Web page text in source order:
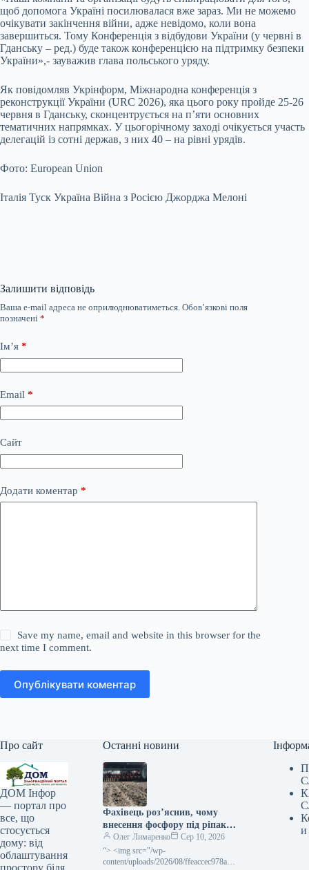
щоб допомога Україні посилювалася вже зараз. Ми не можемо
очікувати закінчення війни, адже невідомо, коли вона
завершиться. Тому Конференція з відбудови України (у червні в
Гданську – ред.) буде також конференцією на підтримку безпеки
України»,- зауважив глава польського уряду.
Як повідомляв Укрінформ, Міжнародна конференція з
реконструкції України (URC 2026), яка цього року пройде 25-26
червня в Гданську, сконцентрується на п’яти основних
тематичних напрямках. У цьогорічному заході очікується участь
делегацій із сотні держав, з них 40 – на рівні урядів.
Фото: European Union
Італія Туск Україна Війна з Росією Джорджа Мелоні
Залишити відповідь
Ваша e-mail адреса не оприлюднюватиметься. Обов’язкові поля
позначені *
Ім’я *
Email *
Сайт
Додати коментар *
Save my name, email and website in this browser for the
next time I comment.
Опублікувати коментар
Про сайт
ДОМ Інфор
— портал про
все, що
стосується
дому: від
облаштування
Останні новини
Фахівець роз’яснив, чому
внесення фосфору під ріпак
доцільніше до або в момент
посіву — SuperAgronom.com
Олег Лимаренко
Сер 10, 2026
“> <img src="/wp-
content/uploads/2026/08/ffeaccec978a14
и